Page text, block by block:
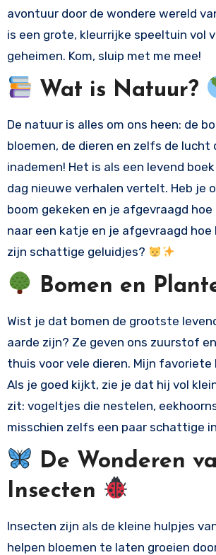
avontuur door de wondere wereld
is een grote, kleurrijke speeltuin vol
geheimen. Kom, sluip met me mee!
Wat is Natuur?
De natuur is alles om ons heen: de
bloemen, de dieren en zelfs de lucht
inademen! Het is als een levend
dag nieuwe verhalen vertelt. Heb je
boom gekeken en je afgevraagd hoe
naar een katje en je afgevraagd
zijn schattige geluidjes?
Bomen en
Wist je dat bomen de grootste
aarde zijn? Ze geven ons zuurstof
thuis voor vele dieren. Mijn favoriete
Als je goed kijkt, zie je dat hij vol
zit: vogeltjes die nestelen,
misschien zelfs een paar schattige
De Wonderen
Insecten
Insecten zijn als de kleine hulpjes
helpen bloemen te laten groeien